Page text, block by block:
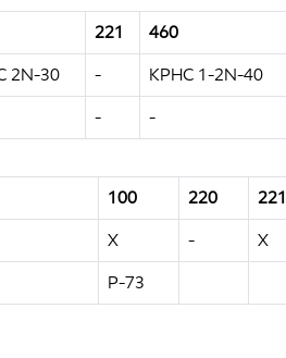
221 460
2N-30 - KPHC 1-2N-40
- -
100 220 221
X - X
P-73